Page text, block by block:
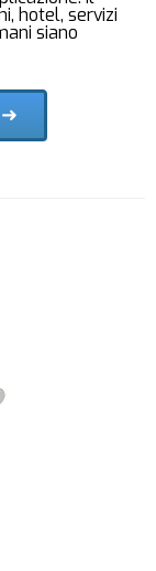
hotel, servizi
siano
➜